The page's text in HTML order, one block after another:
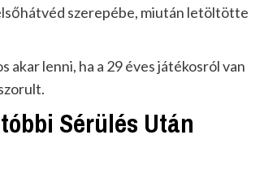
szerepébe, miután letöltötte
akar lenni, ha a 29 éves játékosról van
Sérülés Után